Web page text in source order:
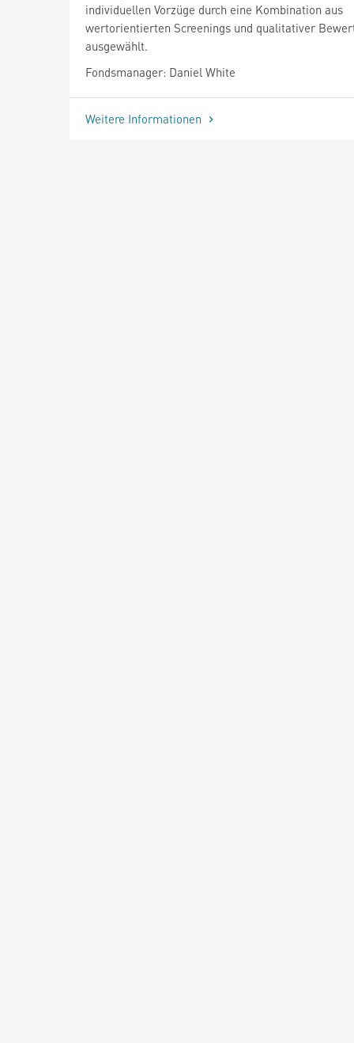
individuellen Vorzüge durch eine Kombination aus
wertorientierten Screenings und qualitativer
ausgewählt.
Fondsmanager: Daniel White
Weitere Informationen